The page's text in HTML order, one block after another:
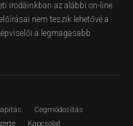
irodáinkban az alábbi on-line
nem teszik lehetővé a
a legmagasabb
Cégmódosítás
Kapcsolat